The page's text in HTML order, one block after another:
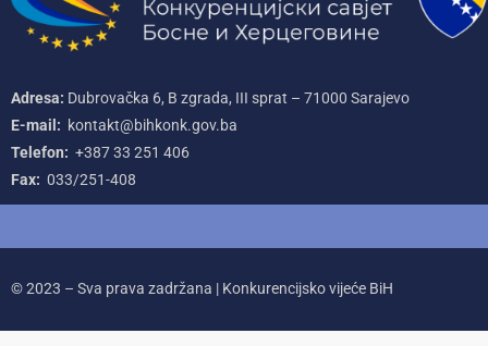
Adresa: Dubrovačka 6, B zgrada, III sprat – 71000‌ Sarajevo
E-mail: kontakt@bihkonk.gov.ba
Telefon: +387‌ 33‌ 251‌ 406
Fax: 033/251-408
© 2023 – Sva prava zadržana | Konkurencijsko vijeće BiH